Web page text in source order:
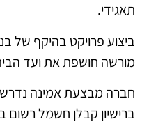
תאגידי.
ביצוע פרויקט בהיקף של
מורשה חושפת את ועד
ברישיון קבלן חשמל רשום בענף 160 מטעם משרד